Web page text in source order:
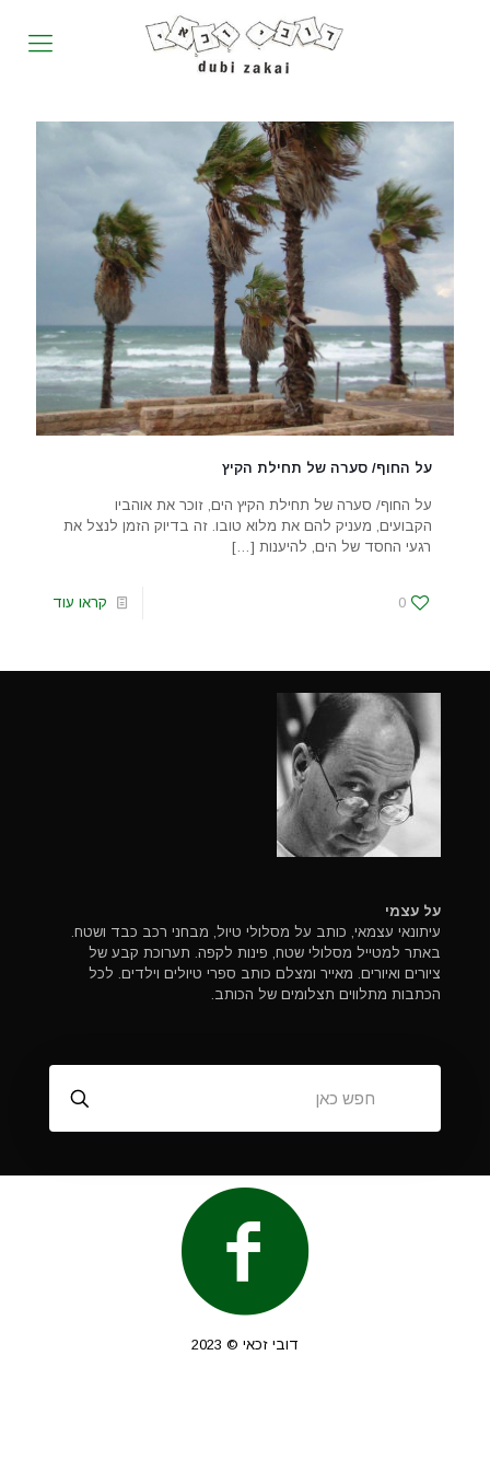
על החוף/ סערה של תחילת הקיץ
על החוף/ סערה של תחילת הקיץ הים, זוכר את אוהביו
הקבועים, מעניק להם את מלוא טובו. זה בדיוק הזמן לנצל את
רגעי החסד של הים, להיענות […]
0 קראו עוד
על עצמי
עיתונאי עצמאי, כותב על מסלולי טיול, מבחני רכב כבד ושטח.
באתר למטייל מסלולי שטח, פינות לקפה. תערוכת קבע של
ציורים ואיורים. מאייר ומצלם כותב ספרי טיולים וילדים. לכל
הכתבות מתלווים תצלומים של הכותב.
דובי זכאי © 2023